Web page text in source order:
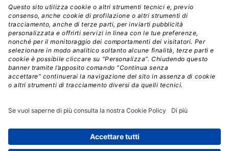
Esplora il gruppo
Edra Edizioni
Edizioni LSWR
LSWR Group
Mixer è un prodotto del network Edra Edizioni. Direzione, amministrazione,
redazione, pubblicità | © Copyright 2026 – Tutti i diritti riservati | Partita IVA e C.F.